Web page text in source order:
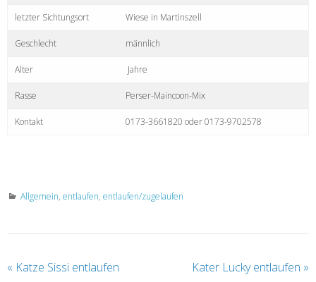
letzter Sichtungsort Wiese in Martinszell
Geschlecht männlich
Alter Jahre
Rasse Perser-Maincoon-Mix
Kontakt 0173-3661820 oder 0173-9702578
Allgemein, entlaufen, entlaufen/zugelaufen
« Katze Sissi entlaufen Kater Lucky entlaufen »